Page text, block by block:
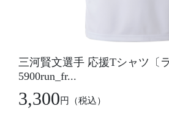
三河賢文選手 応援Tシャツ〔
5900run_fr...
3,300円 （税込）